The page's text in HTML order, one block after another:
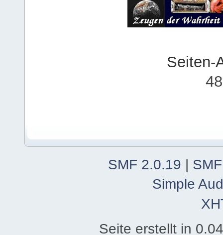
Seiten-
SMF 2.0.19 |
Simple
Seite erstellt in